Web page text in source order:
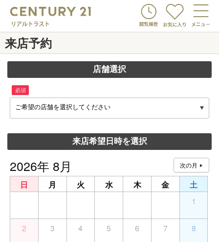
来店予約
店舗選択
必須
ご希望の店舗を選択してください
来店希望日時を選択
2026年 8月
日 月 火 水 木 金
土
1
2 3 4 5 6 7 8